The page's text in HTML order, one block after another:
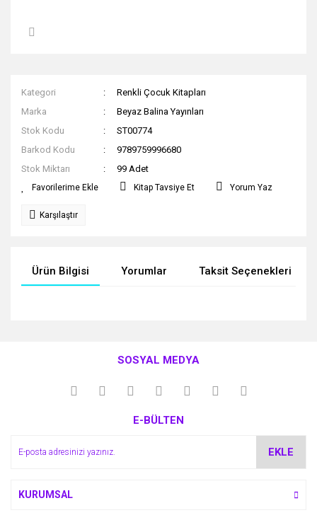
Kategori
Renkli Çocuk Kitapları
Marka
Beyaz Balina Yayınları
Stok Kodu
ST00774
Barkod Kodu
9789759996680
Stok Miktarı
99 Adet
Kitap Tavsiye Et Yorum Yaz
Karşılaştır
Ürün Bilgisi Yorumlar Taksit Seçenekleri
kullanarak tarafımıza iletebilirsiniz.
Görüş ve önerileriniz için teşekkür ederiz.
Ürün açıklamasında eksik bilgiler bulunuyor.
SOSYAL MEDYA
E-BÜLTEN
EKLE
KURUMSAL